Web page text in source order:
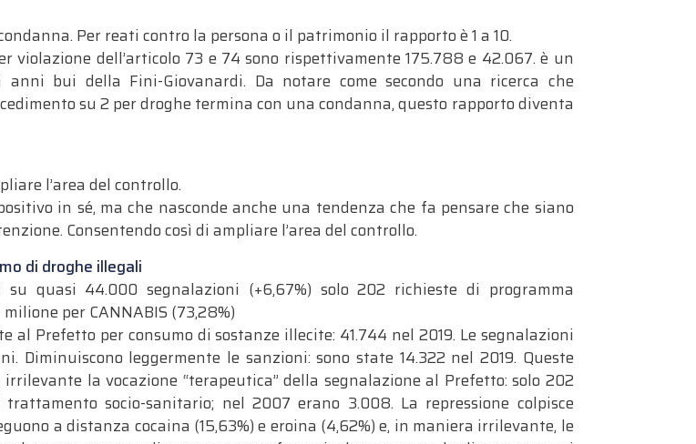
Per reati contro la persona o il patrimonio il rapporto è 1 a 10.
dell’articolo 73 e 74 sono rispettivamente 175.788 e 42.067. è un
bui della Fini-Giovanardi. Da notare come secondo una ricerca che
su 2 per droghe termina con una condanna, questo rapporto diventa
l’area del controllo.
in sé, ma che nasconde anche una tendenza che fa pensare che siano
Consentendo così di ampliare l’area del controllo.
di droghe illegali
quasi 44.000 segnalazioni (+6,67%) solo 202 richieste di programma
per CANNABIS (73,28%)
Prefetto per consumo di sostanze illecite: 41.744 nel 2019. Le segnalazioni
Diminuiscono leggermente le sanzioni: sono state 14.322 nel 2019. Queste
la vocazione “terapeutica” della segnalazione al Prefetto: solo 202
socio-sanitario; nel 2007 erano 3.008. La repressione colpisce
a distanza cocaina (15,63%) e eroina (4,62%) e, in maniera irrilevante, le